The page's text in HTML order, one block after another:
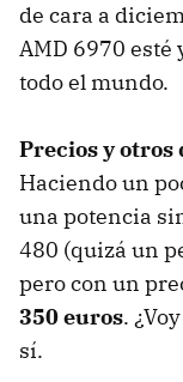
de cara a
AMD 6970 esté
todo el mundo.
Precios y otros
Haciendo un
una potencia
480 (quizá un
pero con un
350 euros.
sí.